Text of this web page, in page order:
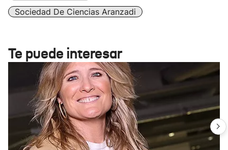
Sociedad De Ciencias Aranzadi
Te puede interesar